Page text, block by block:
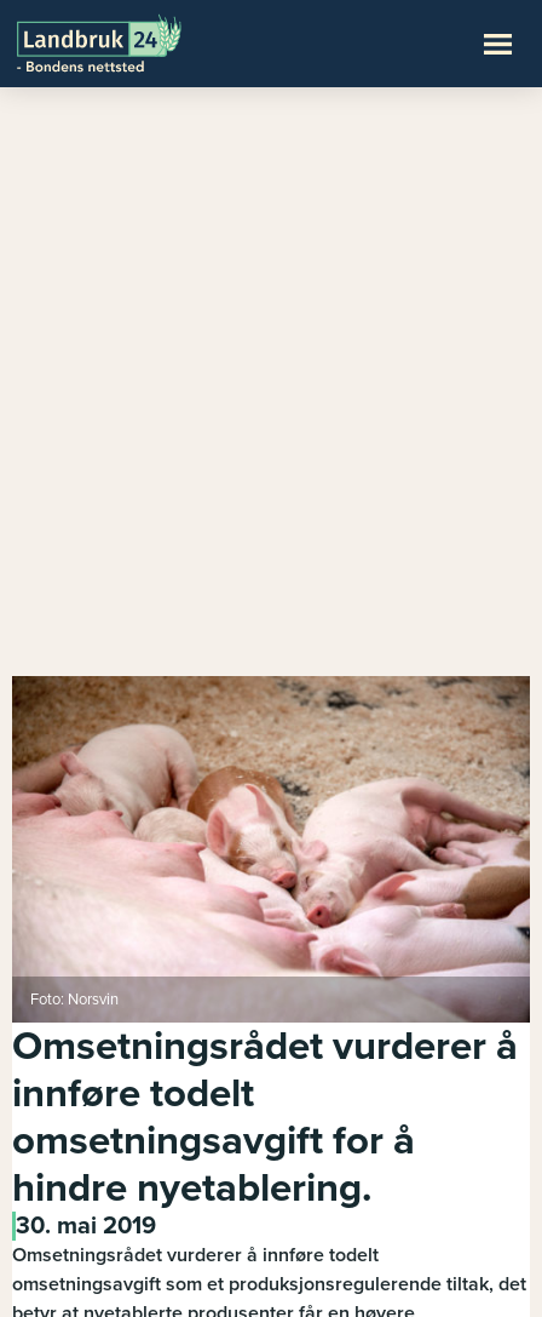
Foto: Norsvin
Omsetningsrådet vurderer å
innføre todelt
omsetningsavgift for å
hindre nyetablering.
30. mai 2019
Omsetningsrådet vurderer å innføre todelt
omsetningsavgift som et produksjonsregulerende tiltak, det